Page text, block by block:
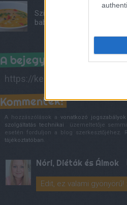
Színpompás
bableves
A bejegyzés trackback
https://kertkonyha.blog.hu/
Kommentek:
A hozzászólások a vonatkozó jogszabályok
szolgáltatás technikai üzemeltetője
esetén forduljon a blog szerkesztőjéhez.
tájékoztatóban
Nóri, Diéták és Álmok
Edit, ez valami gyönyörű!